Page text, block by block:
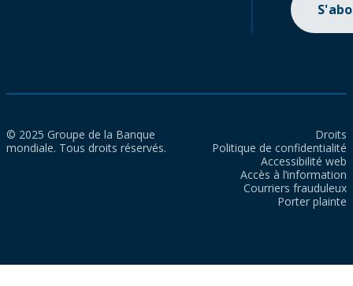
© 2025 Groupe de la Banque
mondiale. Tous droits réservés.
Droits
Politique de confidentialité
Accessibilité web
Accès à l’information
Courriers frauduleux
Porter plainte